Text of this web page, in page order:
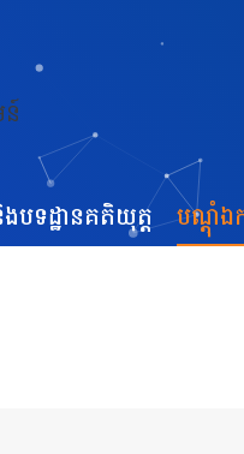
ងបទដ្ឋានគតិយុត្ត បណ្ដុំឯ